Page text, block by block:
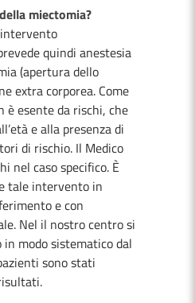
miectomia?
quindi anestesia
(apertura dello
extra corporea. Come
esente da rischi, che
e alla presenza di
di rischio. Il Medico
nel caso specifico. È
tale intervento in
e con
Nel il nostro centro si
modo sistematico dal
sono stati